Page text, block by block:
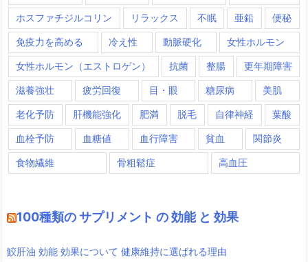
ホスファチジルコリン リラックス 不眠 亜鉛 便秘
免疫力を高める 冷え性 動脈硬化 女性ホルモン
女性ホルモン（エストロゲン） 抗菌 整腸 更年期障害
滋養強壮 疲労回復 目・眼 糖尿病 美肌
老化予防 肝機能強化 肥満 脱毛 自律神経 葉酸
血栓予防 血糖値 血行障害 貧血 関節炎
食物繊維 骨粗鬆症 高血圧
100種類の サプリメント の 効能 と 効果
鮫肝油 効能 効果について 健康維持に選ばれる理由